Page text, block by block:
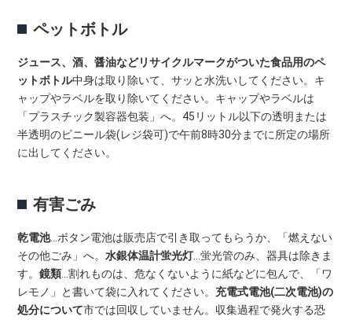
ペットボトル
ジュース、酒、醤油などリサイクルマークがついた食品用のペ
ットボトル中身は取り除いて、サッと水洗いしてください。キ
ャップやラベルを取り除いてください。キャップやラベルは
「プラスチック製容器包装」へ。45リットル以下の透明または
半透明のビニール袋(レジ袋可)で午前8時30分までに所定の場所
に出してください。
有害ごみ
乾電池…ボタン電池は販売店で引き取ってもらうか、「燃えない
その他ごみ」へ。水銀体温計蛍光灯…蛍光管のみ、器具は除きま
す。鏡類 …割れものは、危なくないように紙などに包んで、「ワ
レモノ」と書いて袋に入れてください。 充電式電池(二次電池)の
処分について市では回収していません。収集過程で発火する恐